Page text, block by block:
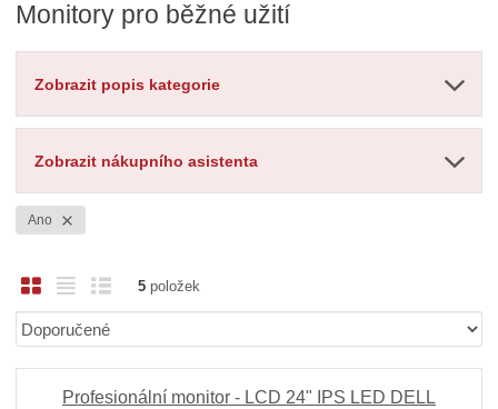
Monitory pro běžné užití
Zobrazit popis kategorie
Zobrazit nákupního asistenta
Ano
a
z
e
O
b
r
á
a
b
u
l
Ř
á
k
o
5položek
Profesionální monitor - LCD 24" IPS LED DELL